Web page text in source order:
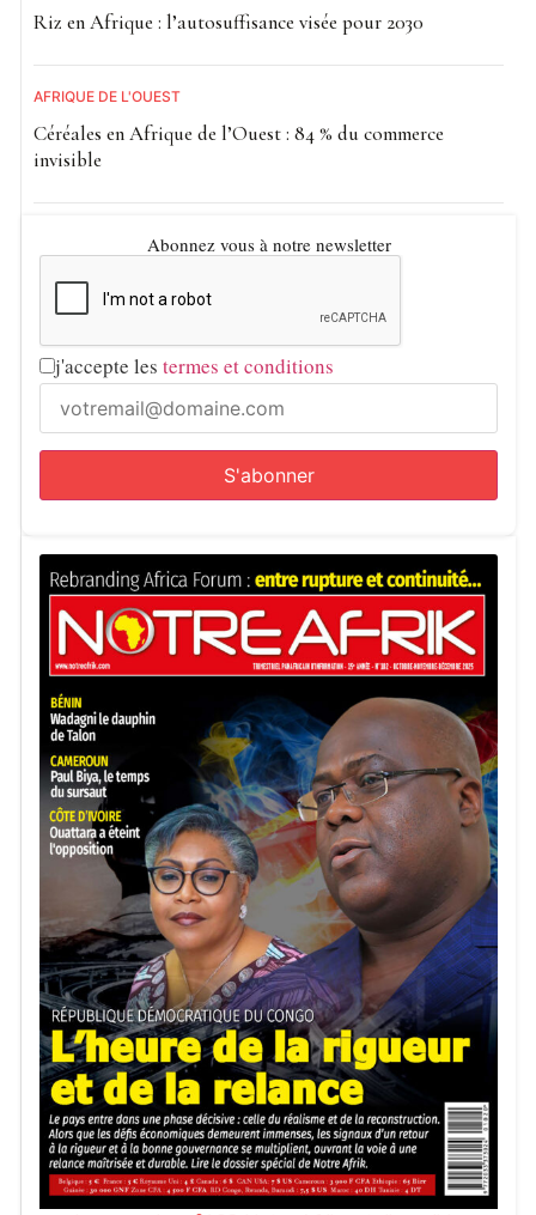
Riz en Afrique : l’autosuffisance visée pour 2030
AFRIQUE DE L'OUEST
Céréales en Afrique de l’Ouest : 84 % du commerce
invisible
Abonnez vous à notre newsletter
j'accepte les termes et conditions